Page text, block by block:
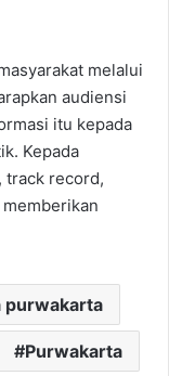
melalui
audiensi
itu kepada
Kepada
track record,
purwakarta
Purwakarta